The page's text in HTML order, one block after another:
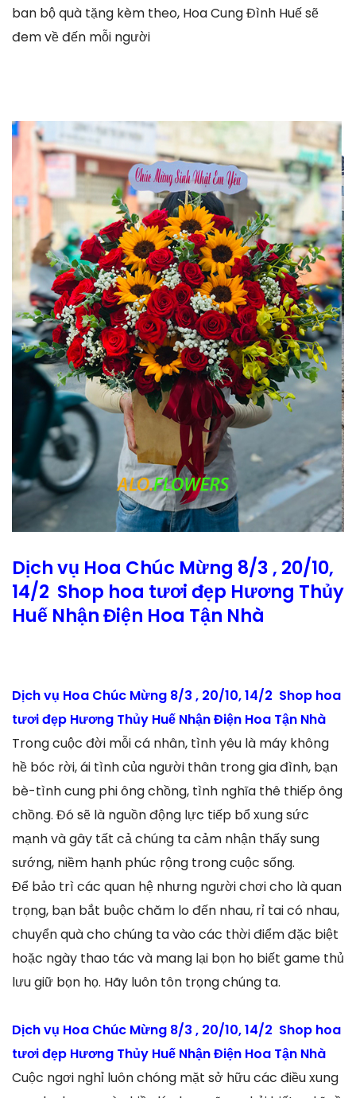
ban bộ quà tặng kèm theo, Hoa Cung Đình Huế sẽ
đem về đến mỗi người
Dịch vụ Hoa Chúc Mừng 8/3 , 20/10,
14/2 Shop hoa tươi đẹp Hương Thủy
Huế Nhận Điện Hoa Tận Nhà
Dịch vụ Hoa Chúc Mừng 8/3 , 20/10, 14/2 Shop hoa
tươi đẹp Hương Thủy Huế Nhận Điện Hoa Tận Nhà
Trong cuộc đời mỗi cá nhân, tình yêu là máy không
hề bóc rời, ái tình của người thân trong gia đình, bạn
bè-tình cung phi ông chồng, tình nghĩa thê thiếp ông
chồng. Đó sẽ là nguồn động lực tiếp bổ xung sức
mạnh và gây tất cả chúng ta cảm nhận thấy sung
sướng, niềm hạnh phúc rộng trong cuộc sống.
Để bảo trì các quan hệ nhưng người chơi cho là quan
trọng, bạn bắt buộc chăm lo đến nhau, rỉ tai có nhau,
chuyển quà cho chúng ta vào các thời điểm đặc biệt
hoặc ngày thao tác và mang lại bọn họ biết game thủ
lưu giữ bọn họ. Hãy luôn tôn trọng chúng ta.
Dịch vụ Hoa Chúc Mừng 8/3 , 20/10, 14/2 Shop hoa
tươi đẹp Hương Thủy Huế Nhận Điện Hoa Tận Nhà
Cuộc ngơi nghỉ luôn chóng mặt sở hữu các điều xung